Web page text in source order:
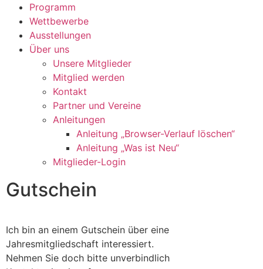
Programm
Wettbewerbe
Ausstellungen
Über uns
Unsere Mitglieder
Mitglied werden
Kontakt
Partner und Vereine
Anleitungen
Anleitung „Browser-Verlauf löschen“
Anleitung „Was ist Neu“
Mitglieder-Login
Gutschein
Ich bin an einem Gutschein über eine
Jahresmitgliedschaft interessiert.
Nehmen Sie doch bitte unverbindlich